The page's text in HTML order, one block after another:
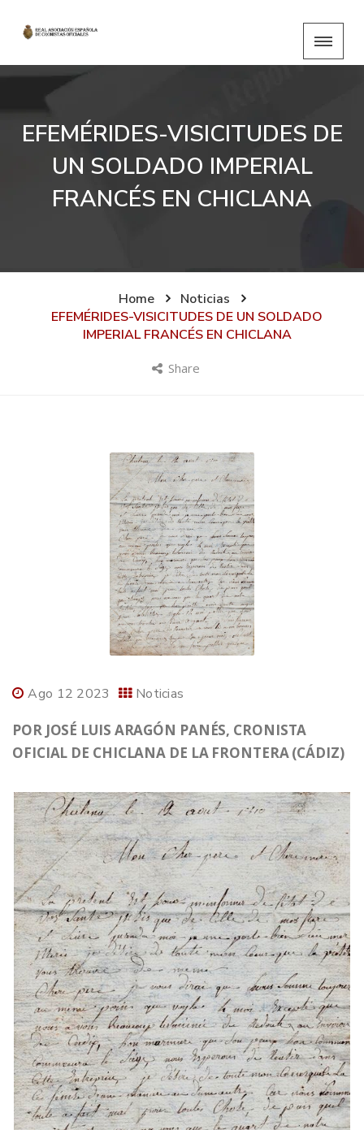
EFEMÉRIDES-VISICITUDES DE
UN SOLDADO IMPERIAL
FRANCÉS EN CHICLANA
Home
Noticias
EFEMÉRIDES-VISICITUDES DE UN SOLDADO
IMPERIAL FRANCÉS EN CHICLANA
Share
Ago 12 2023 Noticias
POR JOSÉ LUIS ARAGÓN PANÉS, CRONISTA
OFICIAL DE CHICLANA DE LA FRONTERA (CÁDIZ)